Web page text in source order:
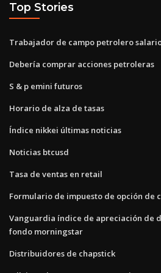
Top Stories
Trabajador de campo petrolero
Debería comprar acciones petroleras
S & p emini futuros
Horario de alza de tasas
Índice nikkei últimas noticias
Noticias btcusd
Tasa de ventas en retail
Formulario de impuesto de opción de
Vanguardia índice de apreciación de
fondo morningstar
Distribuidores de chapstick